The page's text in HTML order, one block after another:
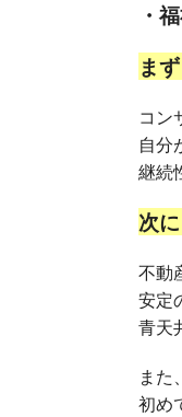
・
ま
コン
自分
継続
次
不動
安定
青天
また
初め